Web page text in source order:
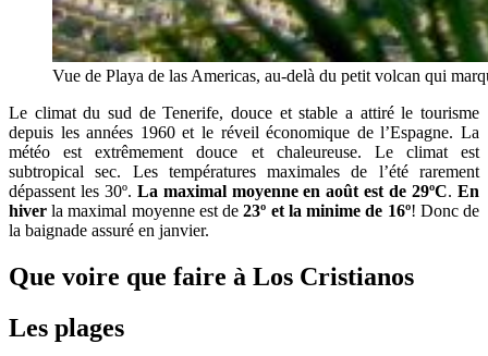
Vue de Playa de las Americas, au-delà du petit volcan qui
Le climat du sud de Tenerife, douce et stable a attiré le tourisme
depuis les années 1960 et le réveil économique de l’Espagne. La
météo est extrêmement douce et chaleureuse. Le climat est
subtropical sec. Les températures maximales de l’été rarement
dépassent les 30º. La maximal moyenne en août est de 29ºC. En
hiver la maximal moyenne est de23º et la minime de 16º! Donc de
la baignade assuré en janvier.
Que voire que faire à Los Cristianos
Les plages